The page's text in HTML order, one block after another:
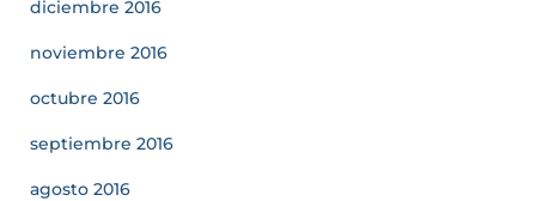
diciembre 2016
noviembre 2016
octubre 2016
septiembre 2016
agosto 2016